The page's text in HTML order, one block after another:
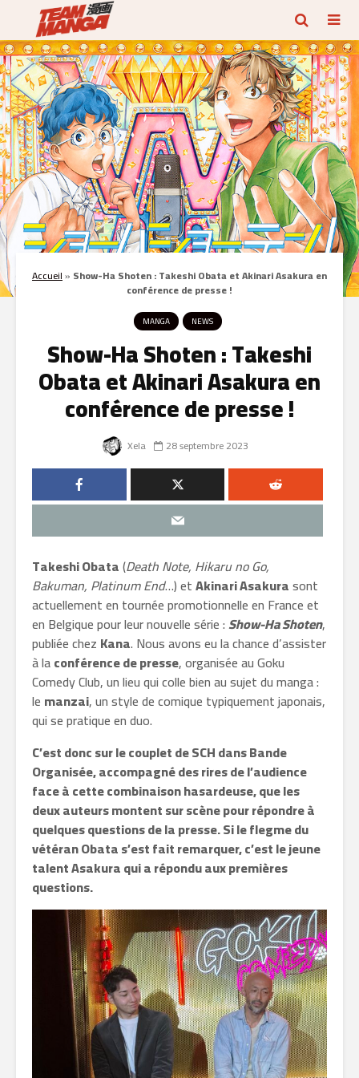
Accueil» Show-Ha Shoten : Takeshi Obata et Akinari Asakura en
conférence de presse !
MANGA NEWS
Show-Ha Shoten : Takeshi
Obata et Akinari Asakura en
conférence de presse !
Xela 28 septembre 2023
Takeshi Obata(Death Note, Hikaru no Go,
Bakuman, Platinum End…) etAkinari Asakurasont
actuellement en tournée promotionnelle en France et
en Belgique pour leur nouvelle série :Show-Ha Shoten,
publiée chez Kana. Nous avons eu la chance d’assister
à laconférence de presse, organisée au Goku
Comedy Club, un lieu qui colle bien au sujet du manga :
le manzai, un style de comique typiquement japonais,
qui se pratique en duo.
C’est donc sur le couplet de SCH dans Bande
Organisée, accompagné des rires de l’audience
face à cette combinaison hasardeuse, que les
deux auteurs montent sur scène pour répondre à
quelques questions de la presse. Si le flegme du
vétéran Obata s’est fait remarquer, c’est le jeune
talent Asakura qui a répondu aux premières
questions.